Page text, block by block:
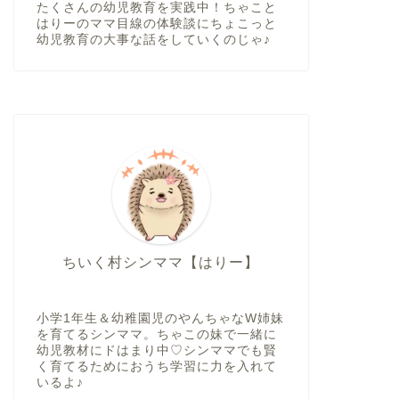
たくさんの幼児教育を実践中！ちゃこと
はりーのママ目線の体験談にちょこっと
幼児教育の大事な話をしていくのじゃ♪
ちいく村シンママ【はりー】
小学1年生＆幼稚園児のやんちゃなW姉妹
を育てるシンママ。ちゃこの妹で一緒に
幼児教材にドはまり中♡シンママでも賢
く育てるためにおうち学習に力を入れて
いるよ♪